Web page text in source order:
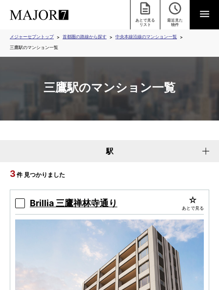
あとで見る
リスト
最近見た
物件
メジャーセブントップ 首都圏の路線から探す
中央本線沿線のマンション一覧
三鷹駅のマンション一覧
三鷹駅のマンション一覧
駅
3 件 見つかりました
Brillia 三鷹禅林寺通り あとで見る